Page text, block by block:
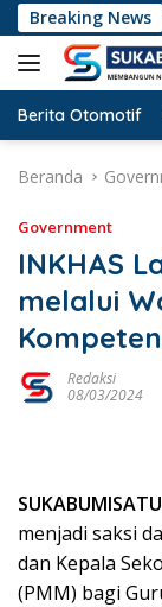
Langsung
ke
konten
Breaking News
Gara-gara Bakar
Berita Otomotif
Beranda
Government
INKHAS
melalui
Redaksi
08/03/2024
menjadi saksi
dan Kepala
(PMM) bagi